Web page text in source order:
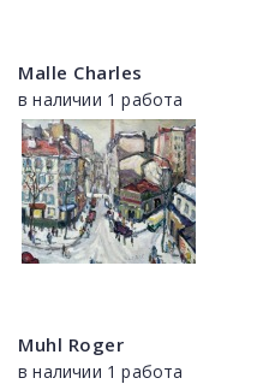
Malle Charles
в наличии 1 работа
Muhl Roger
в наличии 1 работа